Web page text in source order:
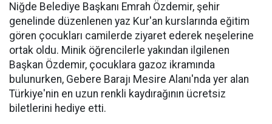
Niğde Belediye Başkanı Emrah Özdemir, şehir
genelinde düzenlenen yaz Kur'an kurslarında eğitim
gören çocukları camilerde ziyaret ederek neşelerine
ortak oldu. Minik öğrencilerle yakından ilgilenen
Başkan Özdemir, çocuklara gazoz ikramında
bulunurken, Gebere Barajı Mesire Alanı'nda yer alan
Türkiye'nin en uzun renkli kaydırağının ücretsiz
biletlerini hediye etti.